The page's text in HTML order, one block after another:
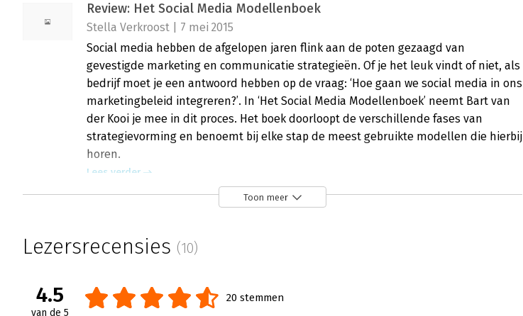
Review: Het Social Media Modellenboek
Stella Verkroost | 7 mei 2015
Social media hebben de afgelopen jaren flink aan de poten gezaagd van
gevestigde marketing en communicatie strategieën. Of je het leuk vindt of niet, als
bedrijf moet je een antwoord hebben op de vraag: ‘Hoe gaan we social media in ons
marketingbeleid integreren?’. In ‘Het Social Media Modellenboek’ neemt Bart van
der Kooi je mee in dit proces. Het boek doorloopt de verschillende fases van
strategievorming en benoemt bij elke stap de meest gebruikte modellen die hierbij
horen.
Lees verder
Justin van Lopik | 27 mei 2014
media modellenboek brengt alle facetten van deze dynamische media in kaart.
Het geeft een helder overzicht van de belangrijkste modellen en tools voor hoe
Toon meer
Lezersrecensies (10)
4.5
van de 5
20 stemmen